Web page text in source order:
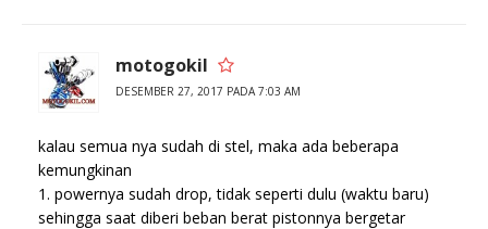
motogokil
DESEMBER 27, 2017 PADA 7:03 AM
kalau semua nya sudah di stel, maka ada beberapa
kemungkinan
1. powernya sudah drop, tidak seperti dulu (waktu baru)
sehingga saat diberi beban berat pistonnya bergetar